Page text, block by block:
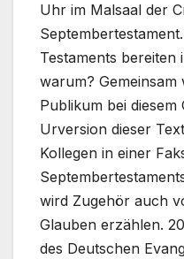
Uhr im Malsaal der
Testaments bereiten
warum? Gemeinsam
Publikum bei diesem
Urversion dieser
Kollegen in einer
wird Zugehör auch
Glauben erzählen.
des Deutschen